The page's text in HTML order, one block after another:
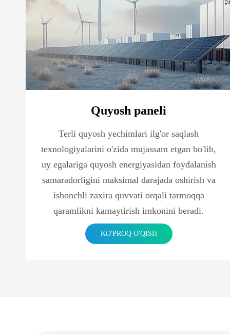
Quyosh paneli
Terli quyosh yechimlari ilg'or saqlash
texnologiyalarini o'zida mujassam etgan bo'lib,
uy egalariga quyosh energiyasidan foydalanish
samaradorligini maksimal darajada oshirish va
ishonchli zaxira quvvati orqali tarmoqqa
qaramlikni kamaytirish imkonini beradi.
KO'PROQ O'QISH